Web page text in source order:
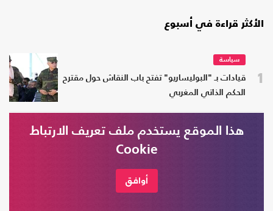
الأكثر قراءة في أسبوع
1
سياسة
قيادات بـ "البوليساريو" تفتح باب النقاش حول مقترح
الحكم الذاتي المغربي
سياسة
ممثلات يرتدين الزي العسكري.. ودعوات للاصطفاف
هذا الموقع يستخدم ملف تعريف الارتباط
Cookie
أوافق